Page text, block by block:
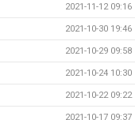
2021-11-12 09:16
2021-10-30 19:46
2021-10-29 09:58
2021-10-24 10:30
2021-10-22 09:22
2021-10-17 09:37